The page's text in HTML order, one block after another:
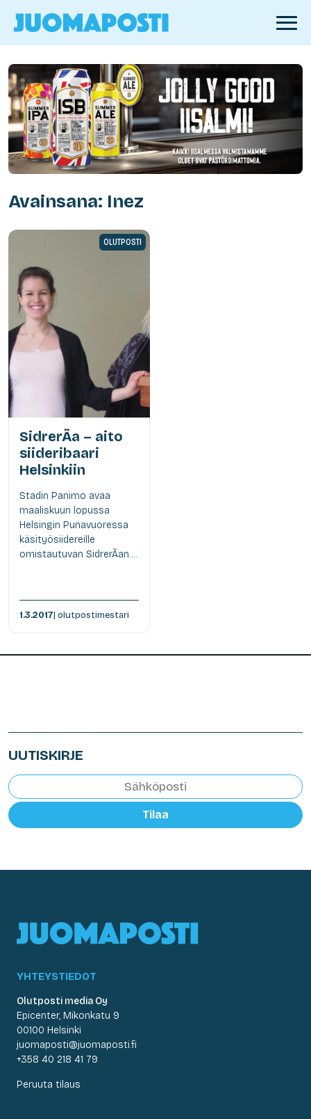
Avainsana: Inez
OLUTPOSTI
SidrerÃ­a – aito
siideribaari
Helsinkiin
Stadin Panimo avaa
maaliskuun lopussa
Helsingin Punavuoressa
käsityösiidereille
omistautuvan SidrerÃ­an....
1.3.2017| olutpostimestari
UUTISKIRJE
Tilaa
YHTEYSTIEDOT
Olutposti media Oy
Epicenter, Mikonkatu 9
00100 Helsinki
juomaposti@juomaposti.fi
+358 40 218 41 79
Peruuta tilaus